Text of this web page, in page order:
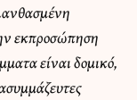
εκπροσώπηση
είναι δομικό,